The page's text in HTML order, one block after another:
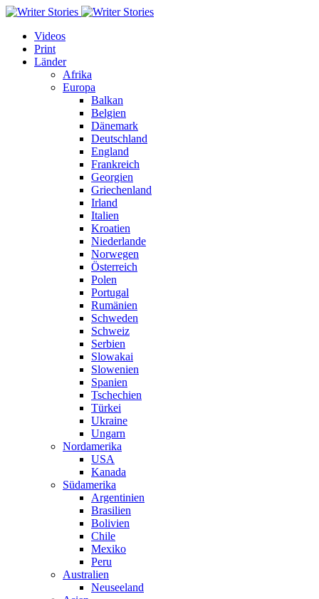
Videos
Print
Länder
Afrika
Europa
Balkan
Belgien
Dänemark
Deutschland
England
Frankreich
Georgien
Griechenland
Irland
Italien
Kroatien
Niederlande
Norwegen
Österreich
Polen
Portugal
Rumänien
Schweden
Schweiz
Serbien
Slowakai
Slowenien
Spanien
Tschechien
Türkei
Ukraine
Ungarn
Nordamerika
USA
Kanada
Südamerika
Argentinien
Brasilien
Bolivien
Chile
Mexiko
Peru
Australien
Neuseeland